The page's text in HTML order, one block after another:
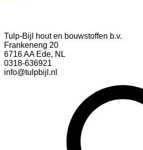
Tulp-Bijl hout en bouwstoffen b.v.
Frankeneng 20
6716 AA Ede, NL
0318-636921
info@tulpbijl.nl